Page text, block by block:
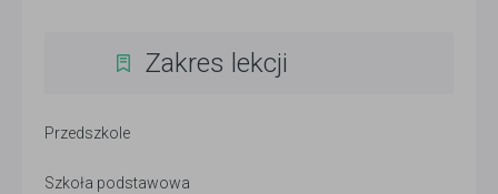
Zakres lekcji
Przedszkole
Szkoła podstawowa